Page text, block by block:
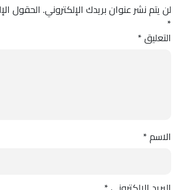
لن يتم نشر عنوان بريدك الإلكتروني. الحقول
*
التعليق*
الاسم*